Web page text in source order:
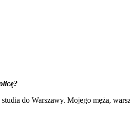
do Warszawy. Mojego męża,